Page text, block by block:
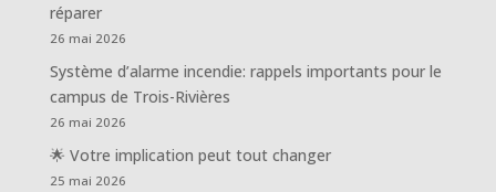
réparer
26 mai 2026
Système d’alarme incendie: rappels importants pour le
campus de Trois-Rivières
26 mai 2026
🌟 Votre implication peut tout changer
25 mai 2026